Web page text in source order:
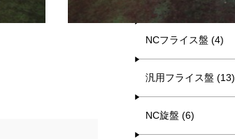
マシニング (8)
NCフライス盤 (4)
汎用フライス盤 (13)
NC旋盤 (6)